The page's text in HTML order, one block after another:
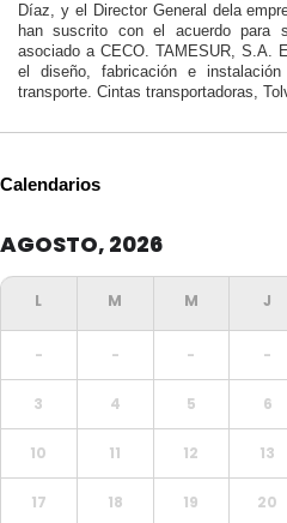
Díaz, y el Director General dela
han suscrito con el acuerdo para
asociado a CECO. TAMESUR, S.A.
el diseño, fabricación e
transporte. Cintas transportadoras,
Calendarios
AGOSTO, 2026
- - - -
3 4 5 6
10 11 12 13
17 18 19 20